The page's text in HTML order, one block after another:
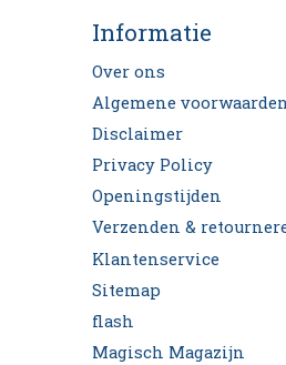
Informatie
Over ons
Algemene
Disclaimer
Privacy Policy
Openingstijden
Verzenden &
Klantenservice
Sitemap
flash
Magisch Magazijn